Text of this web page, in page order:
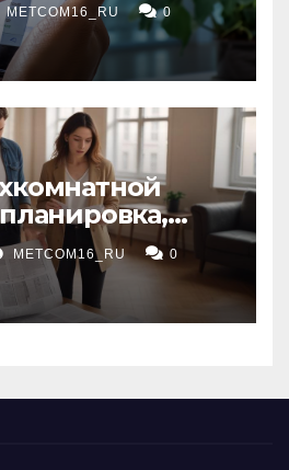
METCOM16_RU 0
жилья и
METCOM16_RU 0